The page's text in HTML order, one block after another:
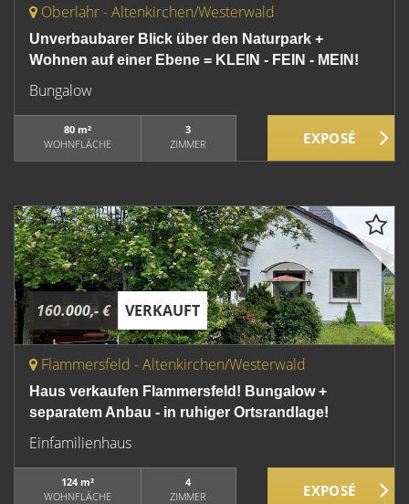
Oberlahr - Altenkirchen/Westerwald
Unverbaubarer Blick über den Naturpark +
Wohnen auf einer Ebene = KLEIN - FEIN - MEIN!
Bungalow
80 m²
WOHNFLÄCHE
3
ZIMMER
160.000,- € VERKAUFT
Flammersfeld - Altenkirchen/Westerwald
Haus verkaufen Flammersfeld! Bungalow +
separatem Anbau - in ruhiger Ortsrandlage!
Einfamilienhaus
124 m²
WOHNFLÄCHE
4
ZIMMER